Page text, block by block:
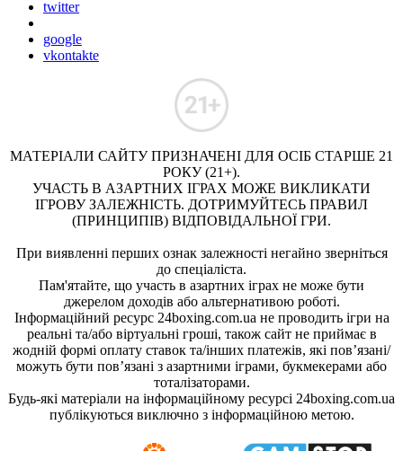
twitter
google
vkontakte
МАТЕРІАЛИ САЙТУ ПРИЗНАЧЕНІ ДЛЯ ОСІБ СТАРШЕ 21
РОКУ (21+).
УЧАСТЬ В АЗАРТНИХ ІГРАХ МОЖЕ ВИКЛИКАТИ
ІГРОВУ ЗАЛЕЖНІСТЬ. ДОТРИМУЙТЕСЬ ПРАВИЛ
(ПРИНЦИПІВ) ВІДПОВІДАЛЬНОЇ ГРИ.
При виявленні перших ознак залежності негайно зверніться
до спеціаліста.
Пам'ятайте, що участь в азартних іграх не може бути
джерелом доходів або альтернативою роботі.
Інформаційний ресурс 24boxing.com.ua не проводить ігри на
реальні та/або віртуальні гроші, також сайт не приймає в
жодній формі оплату ставок та/інших платежів, які пов’язані/
можуть бути пов’язані з азартними іграми, букмекерами або
тоталізаторами.
Будь-які матеріали на інформаційному ресурсі 24boxing.com.ua
публікуються виключно з інформаційною метою.